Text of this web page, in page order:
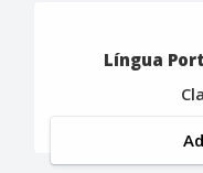
Língua